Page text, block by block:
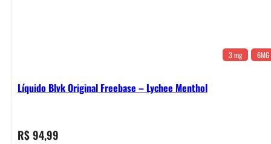
3 mg 6MG
Líquido Blvk Original Freebase – Lychee Menthol
R$94,99